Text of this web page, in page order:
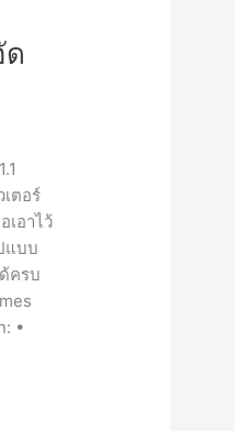
ด
ตอร์
เอาไว้
แบบ
ครบ
•